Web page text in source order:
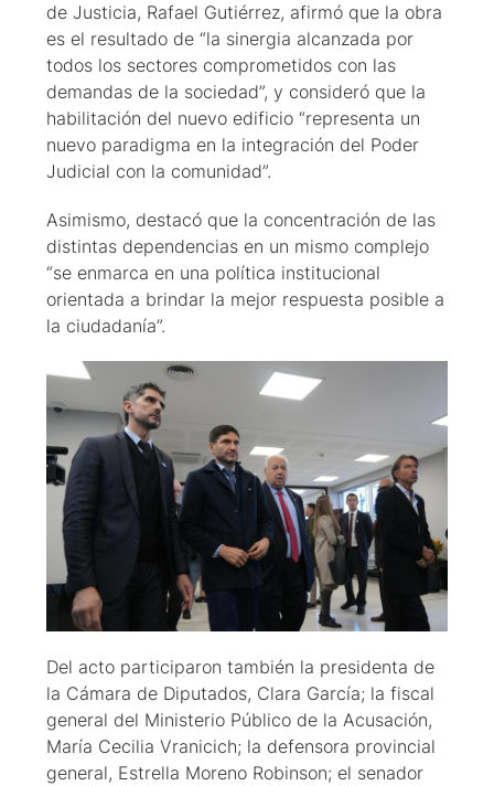
de Justicia, Rafael Gutiérrez, afirmó que la obra
es el resultado de “la sinergia alcanzada por
todos los sectores comprometidos con las
demandas de la sociedad”, y consideró que la
habilitación del nuevo edificio “representa un
nuevo paradigma en la integración del Poder
Judicial con la comunidad”.
Asimismo, destacó que la concentración de las
distintas dependencias en un mismo complejo
“se enmarca en una política institucional
orientada a brindar la mejor respuesta posible a
la ciudadanía”.
Del acto participaron también la presidenta de
la Cámara de Diputados, Clara García; la fiscal
general del Ministerio Público de la Acusación,
María Cecilia Vranicich; la defensora provincial
general, Estrella Moreno Robinson; el senador